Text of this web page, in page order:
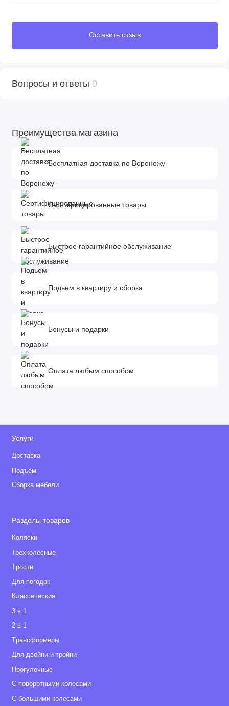
Оставить отзыв
Вопросы и ответы 0
Преимущества магазина
Бесплатная доставка по Воронежу
Сертифицированные товары
Быстрое гарантийное обслуживание
Подьем в квартиру и сборка
Бонусы и подарки
Оплата любым способом
Услуги
Доставка
Подъем
Сборка мебели
Разделы товаров
Коляски
Трехколёсные
Tрости
Для погодок
Классические
3 в 1
2 в 1
Tрансформеры
Для двойни и тройни
Прогулочные
С поворотными колесами
С большими колесами